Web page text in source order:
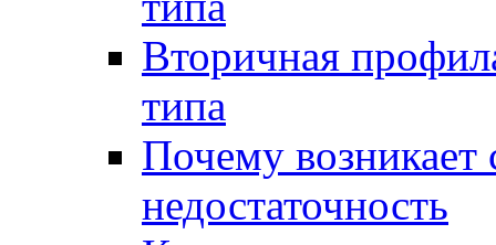
Вторичная
типа
Почему возникает
недостаточность